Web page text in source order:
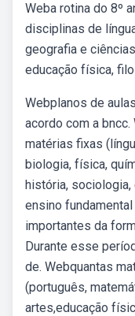
Weba rotina do 8º
disciplinas de
geografia e
educação física,
Webplanos de
acordo com a bncc.
matérias fixas
biologia, física,
história, sociologia,
ensino
importantes da
Durante esse
de. Webquantas
(português,
artes,educação